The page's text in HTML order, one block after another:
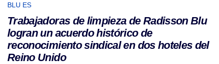
BLU ES
Trabajadoras de limpieza de Radisson Blu
logran un acuerdo histórico de
reconocimiento sindical en dos hoteles del
Reino Unido